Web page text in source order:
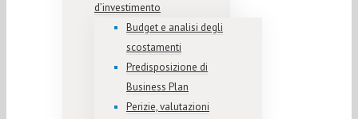
d’investimento
Budget e analisi degli
scostamenti
Predisposizione di
Business Plan
Perizie, valutazioni